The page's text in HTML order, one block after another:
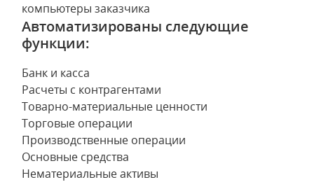
компьютеры заказчика
Автоматизированы следующие
функции:
Банк и касса
Расчеты с контрагентами
Товарно-материальные ценности
Торговые операции
Производственные операции
Основные средства
Нематериальные активы